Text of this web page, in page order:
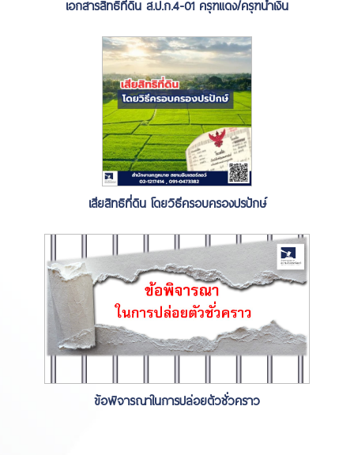
เอกสารสิทธิ์ที่ดิน ส.ป.ก.4-01 ครุฑแดง/ครุฑน้ำเงิน
เสียสิทธิที่ดิน โดยวิธีครอบครองปรปักษ์
ข้อพิจารณาในการปล่อยตัวชั่วคราว